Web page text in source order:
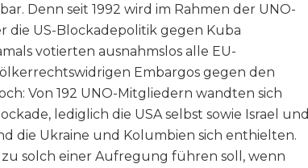
Denn seit 1992 wird im Rahmen der UNO-
US-Blockadepolitik gegen Kuba
votierten ausnahmslos alle EU-
Embargos gegen den
Von 192 UNO-Mitgliedern wandten sich
lediglich die USA selbst sowie Israel und
die Ukraine und Kolumbien sich enthielten.
zu solch einer Aufregung führen soll, wenn